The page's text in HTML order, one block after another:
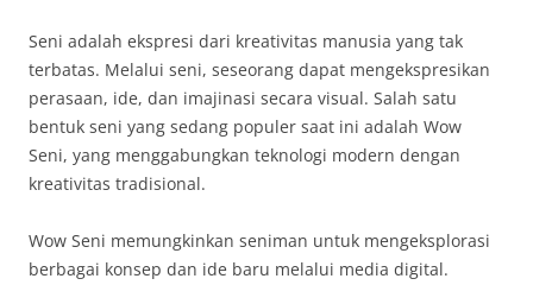
Seni adalah ekspresi dari kreativitas manusia yang tak
terbatas. Melalui seni, seseorang dapat mengekspresikan
perasaan, ide, dan imajinasi secara visual. Salah satu
bentuk seni yang sedang populer saat ini adalah Wow
Seni, yang menggabungkan teknologi modern dengan
kreativitas tradisional.
Wow Seni memungkinkan seniman untuk mengeksplorasi
berbagai konsep dan ide baru melalui media digital.